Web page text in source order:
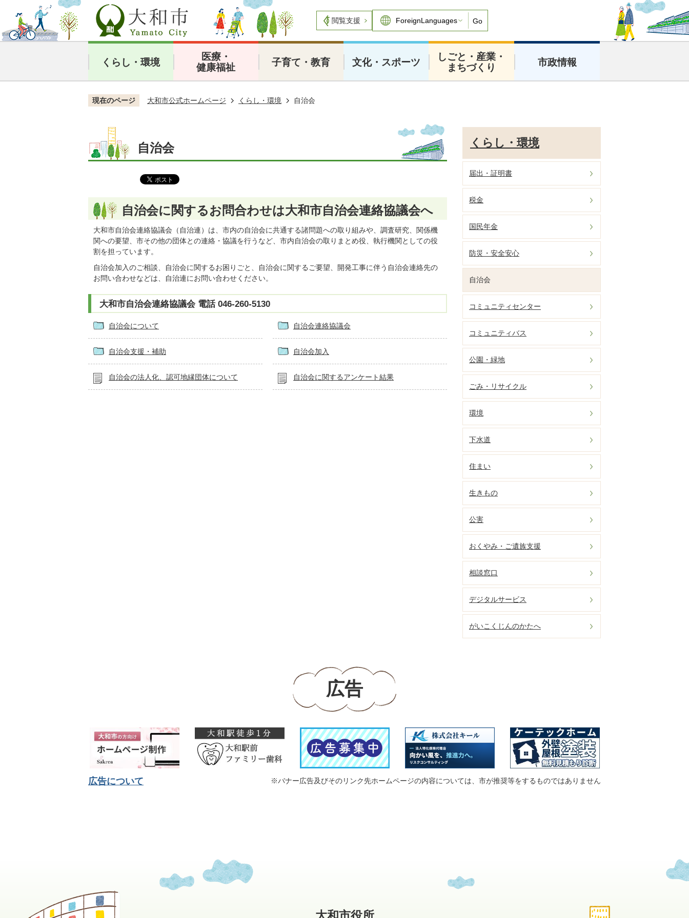
閲覧支援 Go
くらし・環境
医療・
健康福祉
子育て・教育 文化・スポーツ
しごと・産業・
まちづくり
市政情報
現在のページ 大和市公式ホームページ くらし・環境 自治会
自治会
自治会に関するお問合わせは大和市自治会連絡協議会へ
大和市自治会連絡協議会（自治連）は、市内の自治会に共通する諸問題への取り組みや、調査研究、関係機
関への要望、市その他の団体との連絡・協議を行うなど、市内自治会の取りまとめ役、執行機関としての役
割を担っています。
自治会加入のご相談、自治会に関するお困りごと、自治会に関するご要望、開発工事に伴う自治会連絡先の
お問い合わせなどは、自治連にお問い合わせください。
大和市自治会連絡協議会 電話 046-260-5130
自治会について 自治会連絡協議会
自治会支援・補助 自治会加入
自治会の法人化、認可地縁団体について 自治会に関するアンケート結果
くらし・環境
届出・証明書
税金
国民年金
防災・安全安心
自治会
コミュニティセンター
コミュニティバス
公園・緑地
ごみ・リサイクル
環境
下水道
住まい
生きもの
公害
おくやみ・ご遺族支援
相談窓口
デジタルサービス
がいこくじんのかたへ
広告
広告について ※バナー広告及びそのリンク先ホームページの内容については、市が推奨等をするものではありません